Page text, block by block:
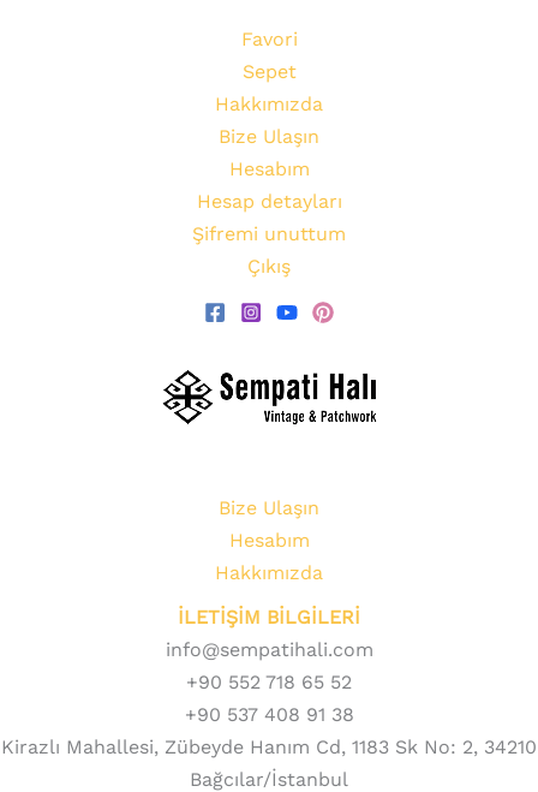
Favori
Sepet
Hakkımızda
Bize Ulaşın
Hesabım
Hesap detayları
Şifremi unuttum
Çıkış
Bize Ulaşın
Hesabım
Hakkımızda
İLETİŞİM BİLGİLERİ
info@sempatihali.com
+90 552 718 65 52
+90 537 408 91 38
Kirazlı Mahallesi, Zübeyde Hanım Cd, 1183 Sk No: 2, 34210
Bağcılar/İstanbul